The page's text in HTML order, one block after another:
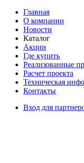
Главная
О компании
Новости
Каталог
Акции
Где купить
Реализованные
Расчет проекта
Техническая
Контакты
Вход для